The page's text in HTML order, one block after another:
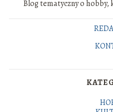
Blog tematyczny o